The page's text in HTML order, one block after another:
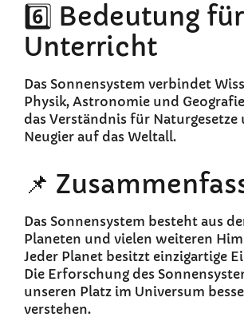
6️⃣ Bedeutung
Unterricht
Das Sonnensystem verbindet
Physik, Astronomie und
das Verständnis für
Neugier auf das Weltall.
📌
Das Sonnensystem besteht aus
Planeten und vielen weiteren
Jeder Planet besitzt einzigartige
Die Erforschung des
unseren Platz im Universum
verstehen.